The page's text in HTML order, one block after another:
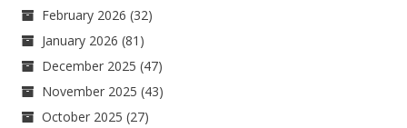
February 2026 (32)
January 2026 (81)
December 2025 (47)
November 2025 (43)
October 2025 (27)